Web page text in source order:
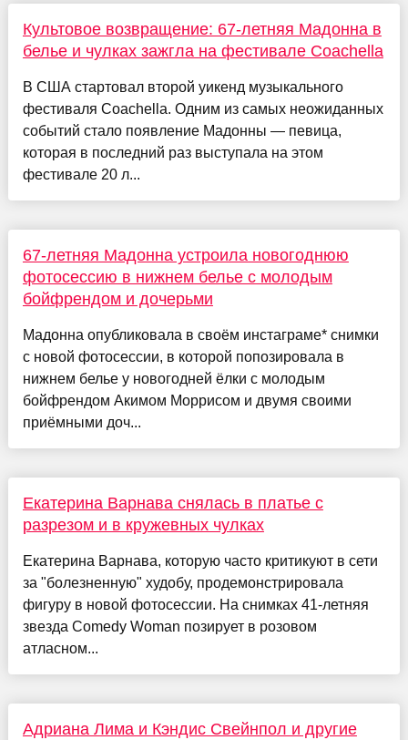
Культовое возвращение: 67-летняя Мадонна в
белье и чулках зажгла на фестивале Coachella
В США стартовал второй уикенд музыкального
фестиваля Coachella. Одним из самых неожиданных
событий стало появление Мадонны — певица,
которая в последний раз выступала на этом
фестивале 20 л...
67-летняя Мадонна устроила новогоднюю
фотосессию в нижнем белье с молодым
бойфрендом и дочерьми
Мадонна опубликовала в своём инстаграме* снимки
с новой фотосессии, в которой попозировала в
нижнем белье у новогодней ёлки с молодым
бойфрендом Акимом Моррисом и двумя своими
приёмными доч...
Екатерина Варнава снялась в платье с
разрезом и в кружевных чулках
Екатерина Варнава, которую часто критикуют в сети
за "болезненную" худобу, продемонстрировала
фигуру в новой фотосессии. На снимках 41-летняя
звезда Comedy Woman позирует в розовом
атласном...
Адриана Лима и Кэндис Свейнпол и другие